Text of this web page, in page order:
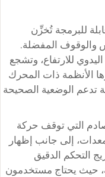
للبرمجة تُخزِّن
والوقوف المفضلة.
للارتفاع، وتشجع
الأنظمة ذات المحرك
تدعم الوضعية الصحيحة
التي توقف حركة
إلى جانب إظهار
التحكم الدقيق
حيث يحتاج مستخدمون